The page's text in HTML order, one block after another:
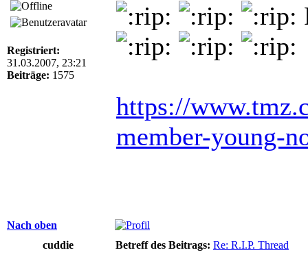
Registriert:
31.03.2007, 23:21
Beiträge: 1575
https://
member-young-
Nach oben
cuddie
Betreff des Beitrags: Re: R.I.P. Thread